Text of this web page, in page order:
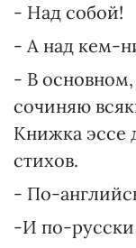
- Над собой!
- А над кем-
- В
сочиняю
Книжка эссе
стихов.
- По-
-И по-